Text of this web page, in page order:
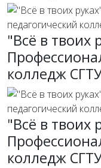
"Всё в твоих
колледж
"Всё в твоих
колледж